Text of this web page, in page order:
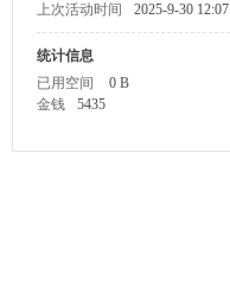
上次活动时间
2025-9-30 12:07
统计信息
已用空间
0 B
金钱
5435